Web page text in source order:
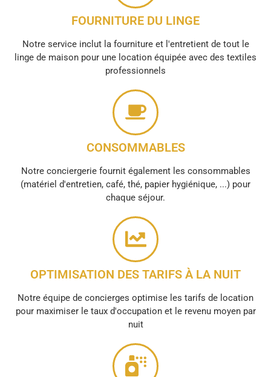
FOURNITURE DU LINGE
Notre service inclut la fourniture et l'entretient de tout le
linge de maison pour une location équipée avec des textiles
professionnels
CONSOMMABLES
Notre conciergerie fournit également les consommables
(matériel d'entretien, café, thé, papier hygiénique, ...) pour
chaque séjour.
OPTIMISATION DES TARIFS À LA NUIT
Notre équipe de concierges optimise les tarifs de location
pour maximiser le taux d'occupation et le revenu moyen par
nuit